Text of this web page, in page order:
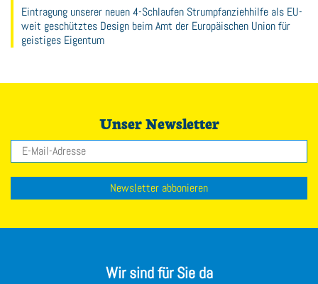
Eintragung unserer neuen 4-Schlaufen Strumpfanziehhilfe als EU-
weit geschütztes Design beim Amt der Europäischen Union für
geistiges Eigentum
Unser Newsletter
E-Mail
Newsletter abbonieren
Wir sind für Sie da